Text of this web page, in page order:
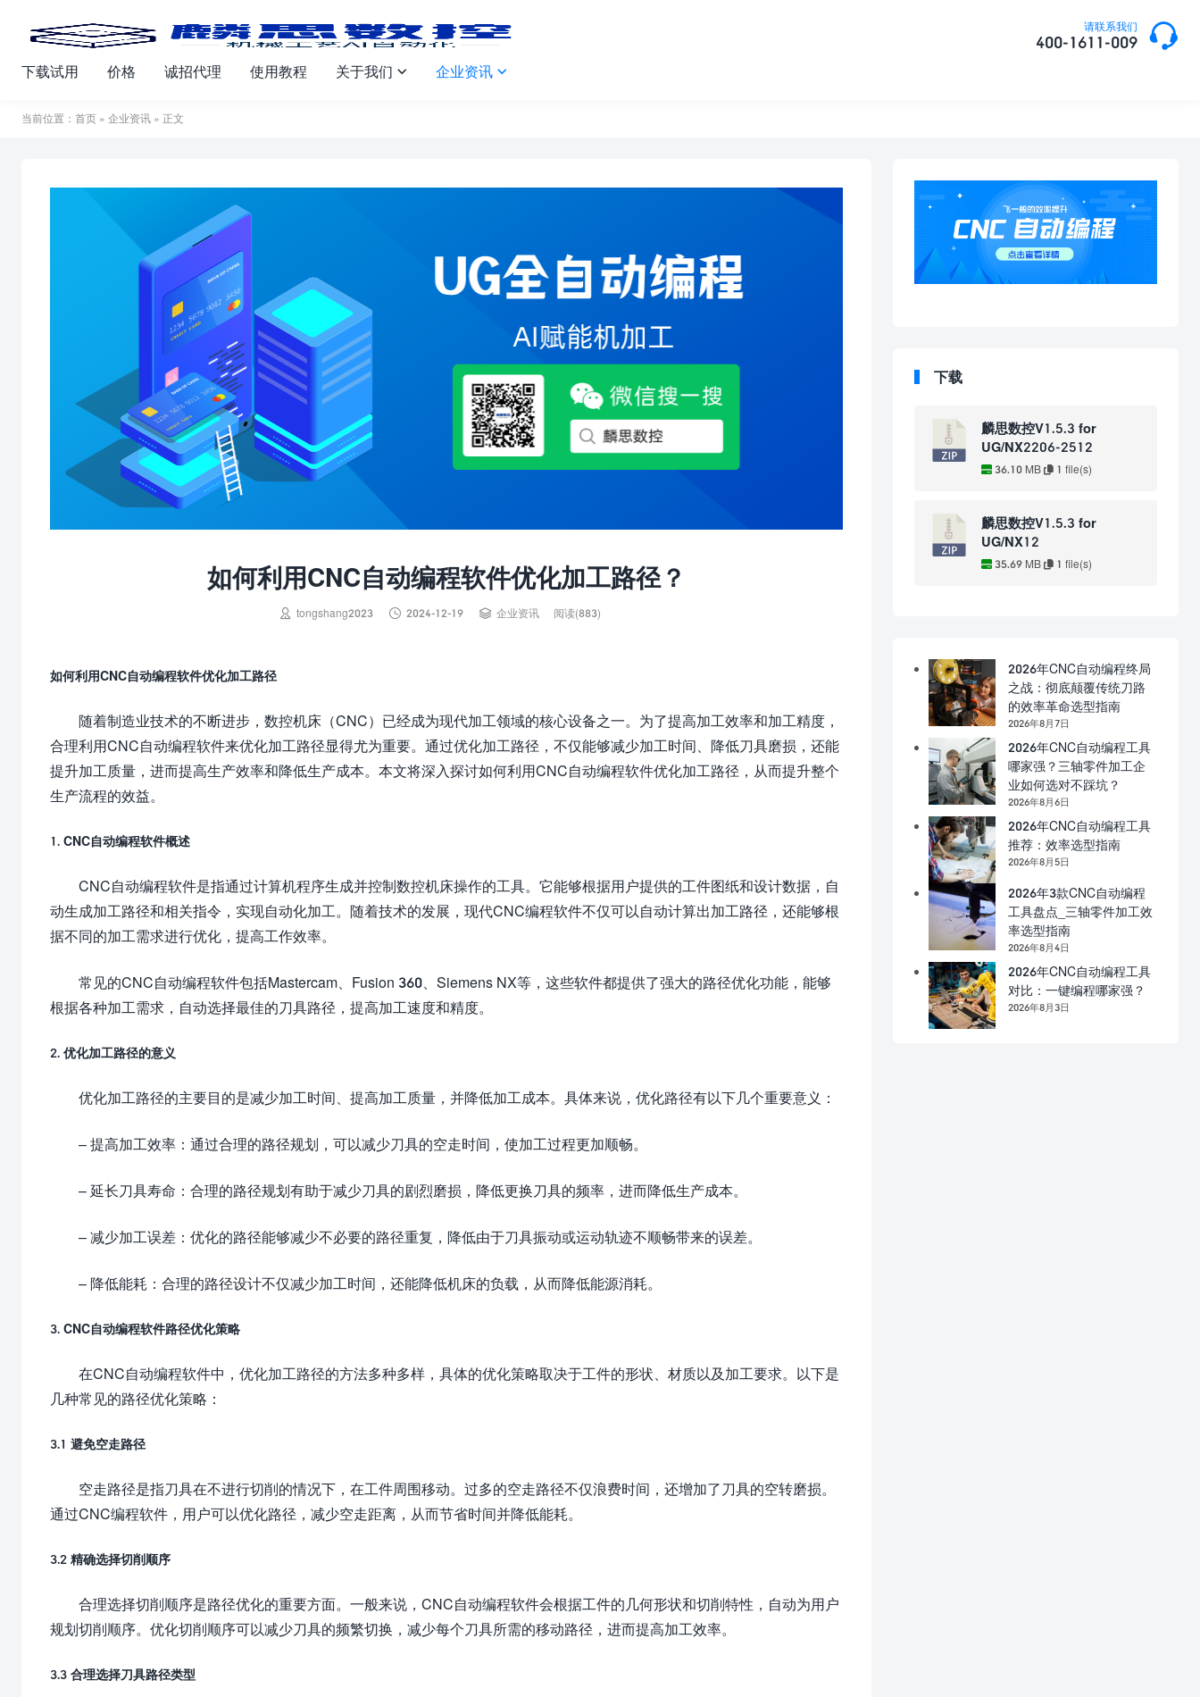
请联系我们
400-1611-009 
下载试用 价格 诚招代理 使用教程 关于我们  企业资讯 
当前位置： 首页 » 企业资讯 » 正文
如何利用CNC自动编程软件优化加工路径？
 tongshang2023  2024-12-19  企业资讯 阅读(883)
如何利用CNC自动编程软件优化加工路径
随着制造业技术的不断进步，数控机床（CNC）已经成为现代加工领域的核心设备之一。为了提高加工效率和加工精度，
合理利用CNC自动编程软件来优化加工路径显得尤为重要。通过优化加工路径，不仅能够减少加工时间、降低刀具磨损，还能
提升加工质量，进而提高生产效率和降低生产成本。本文将深入探讨如何利用CNC自动编程软件优化加工路径，从而提升整个
生产流程的效益。
1. CNC自动编程软件概述
CNC自动编程软件是指通过计算机程序生成并控制数控机床操作的工具。它能够根据用户提供的工件图纸和设计数据，自
动生成加工路径和相关指令，实现自动化加工。随着技术的发展，现代CNC编程软件不仅可以自动计算出加工路径，还能够根
据不同的加工需求进行优化，提高工作效率。
常见的CNC自动编程软件包括Mastercam、Fusion 360、Siemens NX等，这些软件都提供了强大的路径优化功能，能够
根据各种加工需求，自动选择最佳的刀具路径，提高加工速度和精度。
2. 优化加工路径的意义
优化加工路径的主要目的是减少加工时间、提高加工质量，并降低加工成本。具体来说，优化路径有以下几个重要意义：
– 提高加工效率：通过合理的路径规划，可以减少刀具的空走时间，使加工过程更加顺畅。
– 延长刀具寿命：合理的路径规划有助于减少刀具的剧烈磨损，降低更换刀具的频率，进而降低生产成本。
– 减少加工误差：优化的路径能够减少不必要的路径重复，降低由于刀具振动或运动轨迹不顺畅带来的误差。
– 降低能耗：合理的路径设计不仅减少加工时间，还能降低机床的负载，从而降低能源消耗。
3. CNC自动编程软件路径优化策略
在CNC自动编程软件中，优化加工路径的方法多种多样，具体的优化策略取决于工件的形状、材质以及加工要求。以下是
几种常见的路径优化策略：
3.1 避免空走路径
空走路径是指刀具在不进行切削的情况下，在工件周围移动。过多的空走路径不仅浪费时间，还增加了刀具的空转磨损。
通过CNC编程软件，用户可以优化路径，减少空走距离，从而节省时间并降低能耗。
3.2 精确选择切削顺序
合理选择切削顺序是路径优化的重要方面。一般来说，CNC自动编程软件会根据工件的几何形状和切削特性，自动为用户
规划切削顺序。优化切削顺序可以减少刀具的频繁切换，减少每个刀具所需的移动路径，进而提高加工效率。
3.3 合理选择刀具路径类型
下载
麟思数控V1.5.3 for
UG/NX2206-2512
36.10 MB 1 file(s)
麟思数控V1.5.3 for
UG/NX12
35.69 MB 1 file(s)
2026年CNC自动编程终局
之战：彻底颠覆传统刀路
的效率革命选型指南
2026年8月7日
2026年CNC自动编程工具
哪家强？三轴零件加工企
业如何选对不踩坑？
2026年8月6日
2026年CNC自动编程工具
推荐：效率选型指南
2026年8月5日
2026年3款CNC自动编程
工具盘点_三轴零件加工效
率选型指南
2026年8月4日
2026年CNC自动编程工具
对比：一键编程哪家强？
2026年8月3日